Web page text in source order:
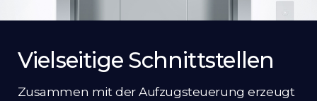
Vielseitige Schnittstellen
Zusammen mit der Aufzugsteuerung erzeugt